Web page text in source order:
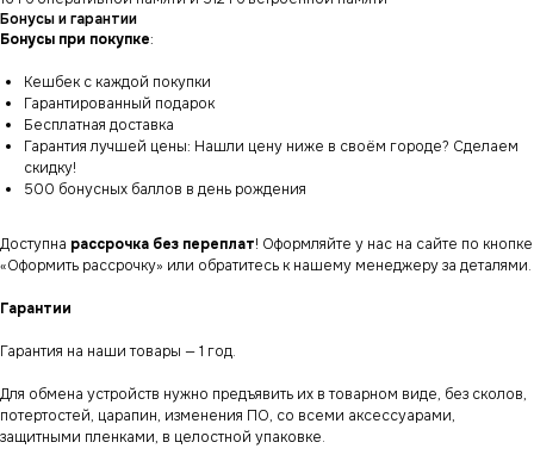
Бонусы и гарантии
Бонусы при покупке:
Кешбек с каждой покупки
Гарантированный подарок
Бесплатная доставка
Гарантия лучшей цены: Нашли цену ниже в своём городе? Сделаем
скидку!
500 бонусных баллов в день рождения
Доступна рассрочка без переплат! Оформляйте у нас на сайте по кнопке
«Оформить рассрочку» или обратитесь к нашему менеджеру за деталями.
Гарантии
Гарантия на наши товары — 1 год.
Для обмена устройств нужно предъявить их в товарном виде, без сколов,
потертостей, царапин, изменения ПО, со всеми аксессуарами,
защитными пленками, в целостной упаковке.